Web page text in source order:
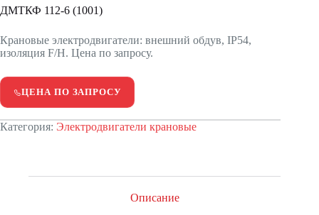
ДМТКФ 112-6 (1001)
Крановые электродвигатели: внешний обдув, IP54,
изоляция F/H. Цена по запросу.
ЦЕНА ПО ЗАПРОСУ
Категория: Электродвигатели крановые
Описание